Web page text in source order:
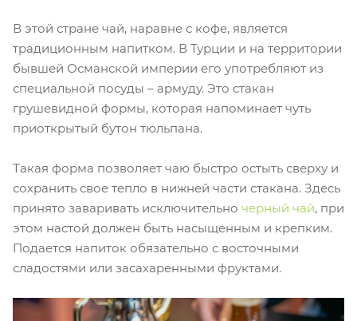
В этой стране чай, наравне с кофе, является
традиционным напитком. В Турции и на территории
бывшей Османской империи его употребляют из
специальной посуды – армуду. Это стакан
грушевидной формы, которая напоминает чуть
приоткрытый бутон тюльпана.
Такая форма позволяет чаю быстро остыть сверху и
сохранить свое тепло в нижней части стакана. Здесь
принято заваривать исключительно черный чай, при
этом настой должен быть насыщенным и крепким.
Подается напиток обязательно с восточными
сладостями или засахаренными фруктами.